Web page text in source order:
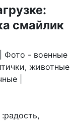
Фото - военные
животные
|